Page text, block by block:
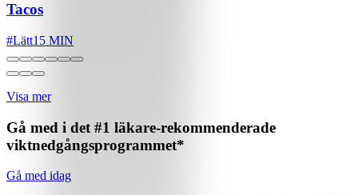
Tacos
#Lätt15 MIN
Visa mer
Gå med i det #1 läkare-rekommenderade
viktnedgångsprogrammet*
Gå med idag